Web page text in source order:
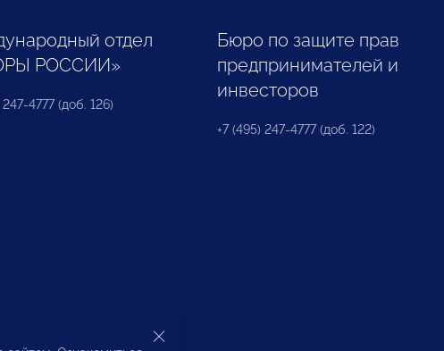
отдел
РОССИИ»
247-4777 (доб. 126)
Бюро по защите прав
предпринимателей и
инвесторов
+7 (495) 247-4777 (доб. 122)